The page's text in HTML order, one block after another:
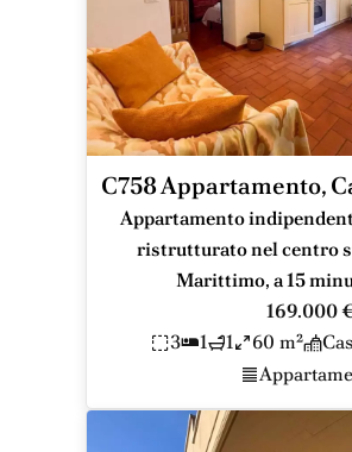
C758 Appartamento,
Appartamento
ristrutturato nel centro
Marittimo, a 15
169.000
3
1 1 60 m²